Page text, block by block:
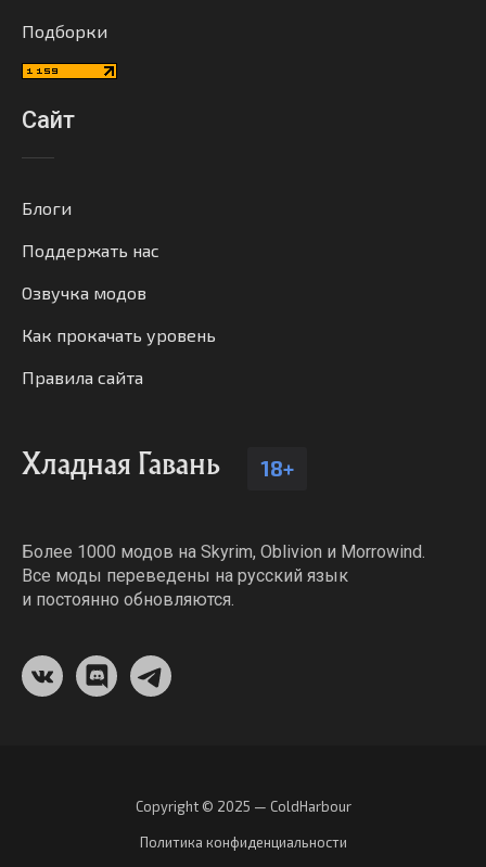
Подборки
Сайт
Блоги
Поддержать нас
Озвучка модов
Как прокачать уровень
Правила сайта
Хладная Гавань 18+
Более 1000 модов на Skyrim, Oblivion и Morrowind.
Все моды переведены на русский язык
и постоянно обновляются.
Copyright © 2025 — ColdHarbour
Политика конфиденциальности